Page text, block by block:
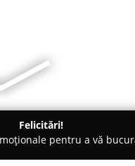
Felicitări!
pentru a vă